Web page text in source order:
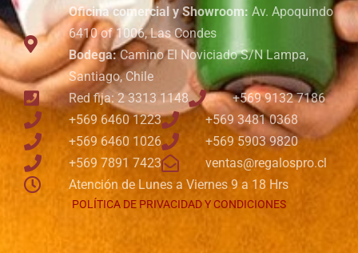
Oficina comercial y Showroom: Av. Apoquindo
6410 of 1006, Las Condes
Bodega:Camino El Noviciado S/N Lampa,
Santiago, Chile
Red fija: 2 3313 1148
+569 9132 7186
+569 6460 1223
+569 3481 0368
+569 6460 1026
+569 5903 9820
+569 7891 7423
ventas@regalospro.cl
Atención de Lunes a Viernes 9 a 18 Hrs
POLÍTICA DE PRIVACIDAD Y CONDICIONES